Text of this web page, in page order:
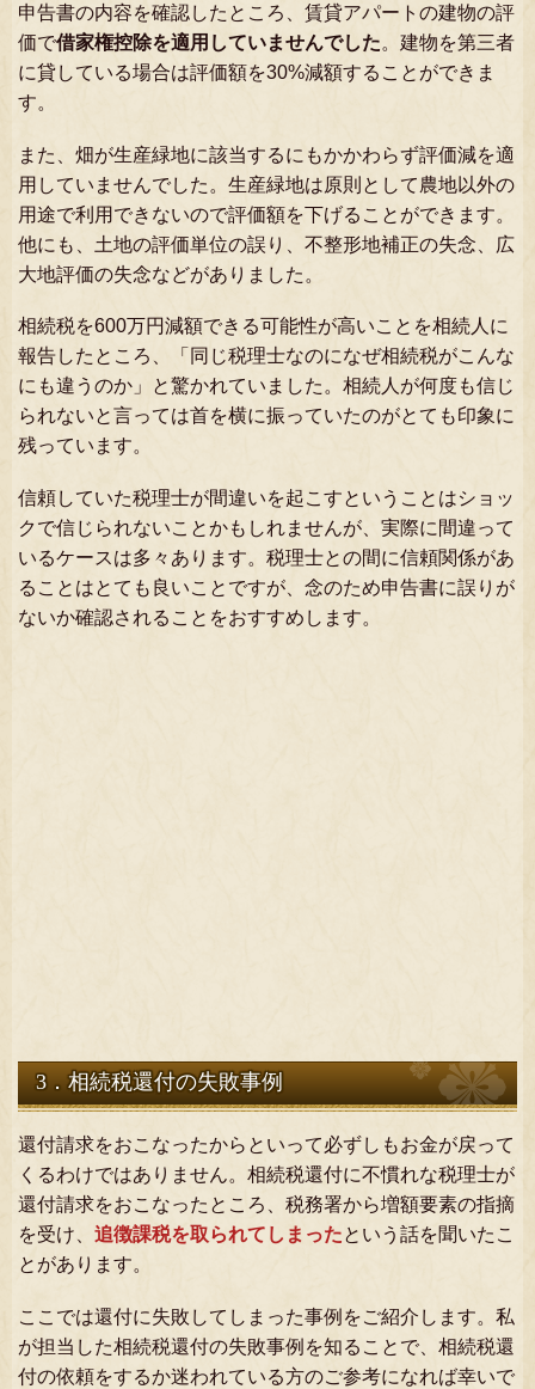
申告書の内容を確認したところ、賃貸アパートの建物の評
価で借家権控除を適用していませんでした。建物を第三者
に貸している場合は評価額を30%減額することができま
す。
また、畑が生産緑地に該当するにもかかわらず評価減を適
用していませんでした。生産緑地は原則として農地以外の
用途で利用できないので評価額を下げることができます。
他にも、土地の評価単位の誤り、不整形地補正の失念、広
大地評価の失念などがありました。
相続税を600万円減額できる可能性が高いことを相続人に
報告したところ、「同じ税理士なのになぜ相続税がこんな
にも違うのか」と驚かれていました。相続人が何度も信じ
られないと言っては首を横に振っていたのがとても印象に
残っています。
信頼していた税理士が間違いを起こすということはショッ
クで信じられないことかもしれませんが、実際に間違って
いるケースは多々あります。税理士との間に信頼関係があ
ることはとても良いことですが、念のため申告書に誤りが
ないか確認されることをおすすめします。
3．相続税還付の失敗事例
還付請求をおこなったからといって必ずしもお金が戻って
くるわけではありません。相続税還付に不慣れな税理士が
還付請求をおこなったところ、税務署から増額要素の指摘
を受け、 追徴課税を取られてしまったという話を聞いたこ
とがあります。
ここでは還付に失敗してしまった事例をご紹介します。私
が担当した相続税還付の失敗事例を知ることで、相続税還
付の依頼をするか迷われている方のご参考になれば幸いで